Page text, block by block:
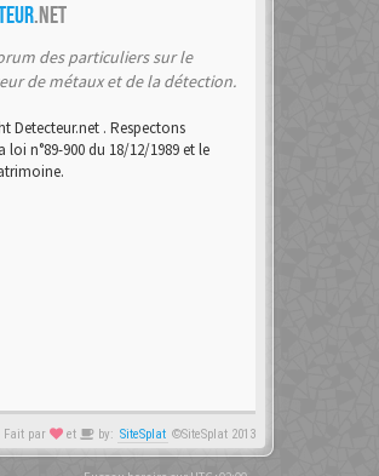
.net
des particuliers sur le
de métaux et de la détection.
Detecteur.net . Respectons
loi n°89-900 du 18/12/1989 et le
Fait par et by: SiteSplat ©SiteSplat 2013